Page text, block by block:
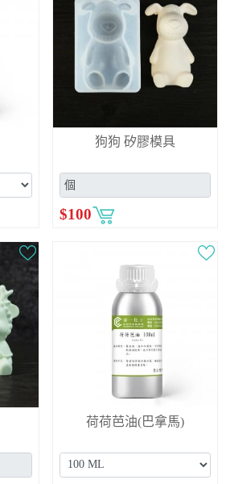
狗狗 矽膠模具
$100
荷荷芭油(巴拿馬)